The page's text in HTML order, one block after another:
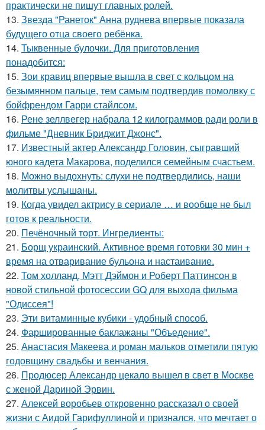
практически не пишут главных ролей.
13. Звезда "Ранеток" Анна руднева впервые показала
будущего отца своего ребёнка.
14. Тыквенные булочки. Для приготовления
понадобится:
15. Зои кравиц впервые вышла в свет с кольцом на
безымянном пальце, тем самым подтвердив помолвку с
бойфрендом Гарри стайлсом.
16. Рене зеллвегер набрала 12 килограммов ради роли в
фильме "Дневник Бриджит Джонс".
17. Известный актер Александр Головин, сыгравший
юного кадета Макарова, поделился семейным счастьем.
18. Можно выдохнуть: слухи не подтвердились, наши
молитвы услышаны.
19. Когда увидел актрису в сериале … и вообще не был
готов к реальности.
20. Печёночный торт. Ингредиенты:
21. Борщ украинский. Активное время готовки 30 мин +
время на отваривание бульона и настаивание.
22. Том холланд, Мэтт Дэймон и Роберт Паттинсон в
новой стильной фотосессии GQ для выхода фильма
"Одиссея"!
23. Эти витаминные кубики - удобный способ.
24. Фаршированные баклажаны "Объедение".
25. Анастасия Макеева и роман мальков отметили пятую
годовщину свадьбы и венчания.
26. Продюсер Александр цекало вышел в свет в Москве
с женой Дариной Эрвин.
27. Алексей воробьев откровенно рассказал о своей
жизни с Аидой Гарифуллиной и признался, что мечтает о